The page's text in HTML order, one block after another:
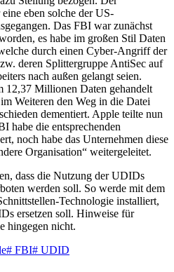
eben solche der US-
Das FBI war zunächst
es habe im großen Stil Daten
durch einen Cyber-Angriff der
deren Splittergruppe AntiSec auf
nach außen gelangt seien.
12,37 Millionen Daten gehandelt
Weiteren den Weg in die Datei
dementiert. Apple teilte nun
habe die entsprechenden
noch habe das Unternehmen diese
Organisation“ weitergeleitet.
dass die Nutzung der UDIDs
werden soll. So werde mit dem
Technologie installiert,
ersetzen soll. Hinweise für
hingegen nicht.
# FBI# UDID